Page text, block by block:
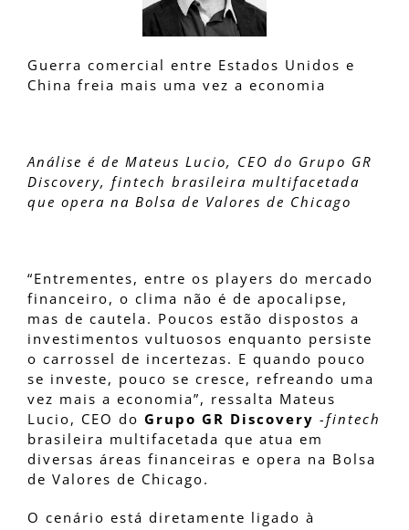
Guerra comercial entre Estados Unidos e
China freia mais uma vez a economia
Análise é de Mateus Lucio, CEO do Grupo GR
Discovery, fintech brasileira multifacetada
que opera na Bolsa de Valores de Chicago
“Entrementes, entre os players do mercado
financeiro, o clima não é de apocalipse,
mas de cautela. Poucos estão dispostos a
investimentos vultuosos enquanto persiste
o carrossel de incertezas. E quando pouco
se investe, pouco se cresce, refreando uma
vez mais a economia”, ressalta Mateus
Lucio, CEO do Grupo GR Discovery -fintech
brasileira multifacetada que atua em
diversas áreas financeiras e opera na Bolsa
de Valores de Chicago.
O cenário está diretamente ligado à